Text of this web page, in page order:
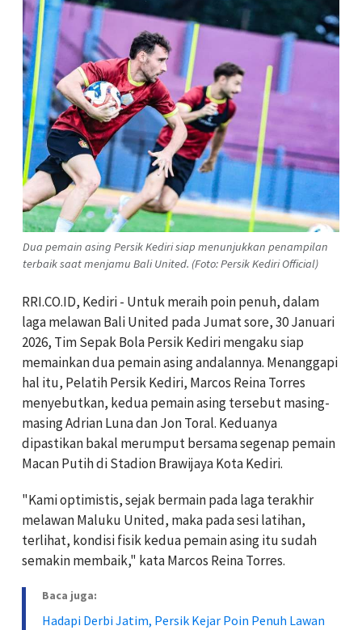
Dua pemain asing Persik Kediri siap menunjukkan penampilan
terbaik saat menjamu Bali United. (Foto: Persik Kediri Official)
RRI.CO.ID, Kediri - Untuk meraih poin penuh, dalam
laga melawan Bali United pada Jumat sore, 30 Januari
2026, Tim Sepak Bola Persik Kediri mengaku siap
memainkan dua pemain asing andalannya. Menanggapi
hal itu, Pelatih Persik Kediri, Marcos Reina Torres
menyebutkan, kedua pemain asing tersebut masing-
masing Adrian Luna dan Jon Toral. Keduanya
dipastikan bakal merumput bersama segenap pemain
Macan Putih di Stadion Brawijaya Kota Kediri.
"Kami optimistis, sejak bermain pada laga terakhir
melawan Maluku United, maka pada sesi latihan,
terlihat, kondisi fisik kedua pemain asing itu sudah
semakin membaik," kata Marcos Reina Torres.
Baca juga:
Hadapi Derbi Jatim, Persik Kejar Poin Penuh Lawan